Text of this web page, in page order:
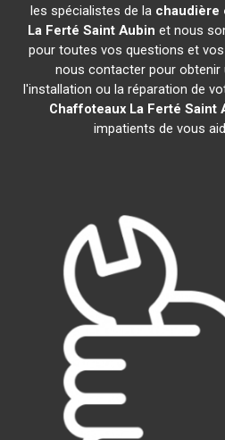
les spécialistes de la chaudière
La Ferté Saint Aubin et nous
pour toutes vos questions et
nous contacter pour obtenir
l'installation ou la réparation de
Chaffoteaux La Ferté Saint
impatients de vous